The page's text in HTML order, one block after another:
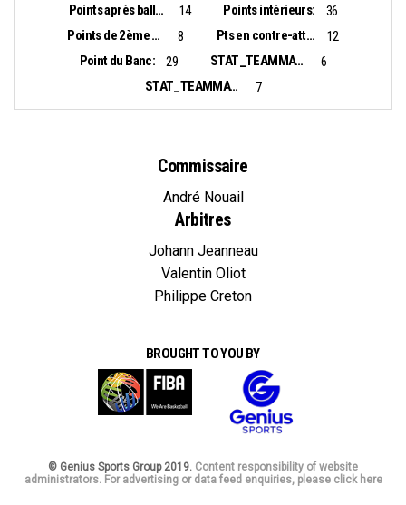
Points après balles perdues: 14 Points intérieurs:
36
Points de 2ème chance:
8 Pts en contre-attaque:
12
Point du Banc:
29 STAT_TEAMMATCH_BASKETBALL_sBiggestLead_NAME:
6
STAT_TEAMMATCH_BASKETBALL_sBiggestScoringRun_NAME:
7
Commissaire
André Nouail
Arbitres
Johann Jeanneau
Valentin Oliot
Philippe Creton
BROUGHT TO YOU BY
© Genius Sports Group 2019. Content responsibility of website
administrators. For advertising or data feed enquiries, please click here